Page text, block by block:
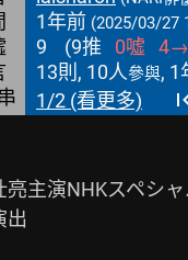
1年前 (2025/03/27
9 (9推 0噓 4→
13則, 10人參與, 1
1/2 (看更多)
亮主演NHKスペシ
出